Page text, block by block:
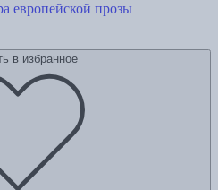
европейской прозы
в избранное